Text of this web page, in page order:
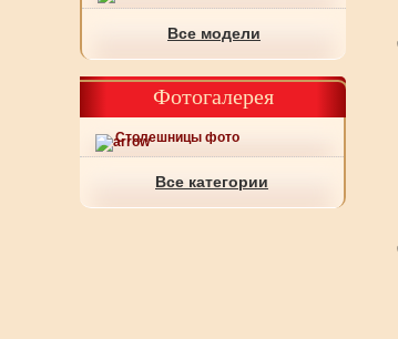
Все модели
Фотогалерея
Столешницы фото
Все категории